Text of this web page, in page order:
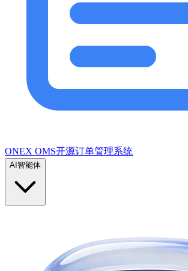
ONEX OMS开源订单管理系统
AI智能体